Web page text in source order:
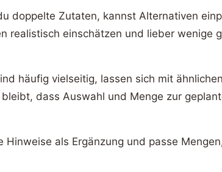
doppelte Zutaten, kannst Alternativen
realistisch einschätzen und lieber wenige
häufig vielseitig, lassen sich mit
dass Auswahl und Menge zur
Hinweise als Ergänzung und passe